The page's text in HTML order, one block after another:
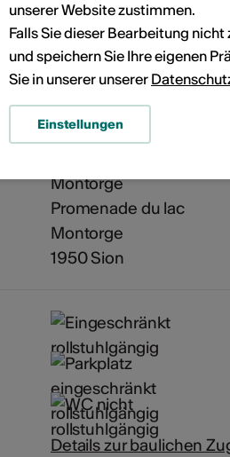
Montorge
Promenade du lac
Montorge
1950 Sion
Details zur baulichen
unserer Website zustimmen.
Falls Sie dieser Bearbeitung
und speichern Sie Ihre eigenen
Sie in unserer unserer
Einstellungen